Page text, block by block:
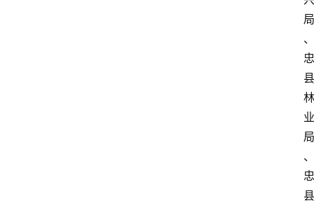
局
、
忠
县
林
业
局
、
忠
县